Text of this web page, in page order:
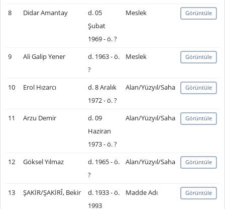
8 Didar Amantay
d. 05
Şubat
1969 - ö. ?
Meslek Görüntüle
9 Ali Galip Yener
d. 1963 - ö.
?
Meslek Görüntüle
10 Erol Hızarcı
d. 8 Aralık
1972 - ö. ?
Alan/Yüzyıl/Saha Görüntüle
11 Arzu Demir
d. 09
Haziran
1973 - ö. ?
Alan/Yüzyıl/Saha Görüntüle
12 Göksel Yılmaz
d. 1965 - ö.
?
Alan/Yüzyıl/Saha Görüntüle
13 ŞAKİR/ŞAKİRÎ, Bekir
d. 1933 - ö.
1993
Madde Adı Görüntüle